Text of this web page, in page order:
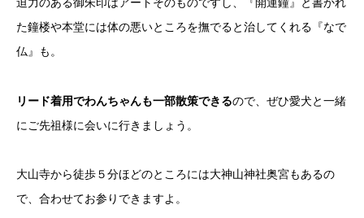
た鐘楼や本堂には体の悪いところを撫でると治してくれる『なで
仏』も。
リード着用でわんちゃんも一部散策できるので、ぜひ愛犬と一緒
にご先祖様に会いに行きましょう。
大山寺から徒歩５分ほどのところには大神山神社奥宮もあるの
で、合わせてお参りできますよ。